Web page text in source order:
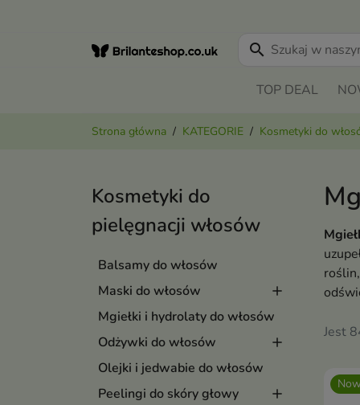
search
TOP DEAL
Strona główna KATEGORIE Kosmetyki do
Kosmetyki do
pielęgnacji włosów
Balsamy do włosów
Maski do włosów
Mgiełki i hydrolaty do włosów
Odżywki do włosów
Olejki i jedwabie do włosów
Peelingi do skóry głowy
Jest